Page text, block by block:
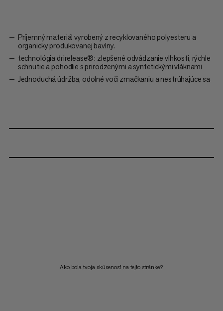
Príjemný materiál vyrobený z recyklovaného polyesteru a
organicky produkovanej bavlny.
technológia drirelease®: zlepšené odvádzanie vlhkosti, rýchle
schnutie a pohodlie s prirodzenými a syntetickými vláknami
Jednoduchá údržba, odolné voči zmačkaniu a nestrúhajúce sa
Ako bola tvoja skúsenosť na tejto stránke?